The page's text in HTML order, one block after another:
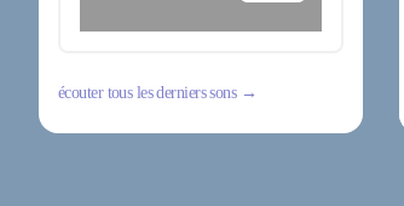
écouter tous les derniers sons →